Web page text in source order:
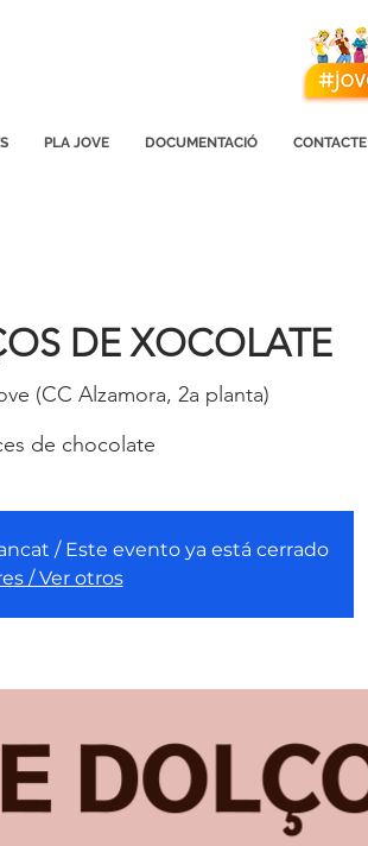
PLA JOVE DOCUMENTACIÓ CONTACTE
DE XOCOLATE
(CC Alzamora, 2a planta)
de chocolate
/ Este evento ya está cerrado
/ Ver otros